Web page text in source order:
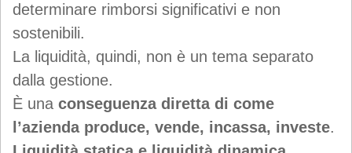
determinare rimborsi significativi e non
sostenibili.
La liquidità, quindi, non è un tema separato
dalla gestione.
È una conseguenza diretta di come
l’azienda produce, vende, incassa, investe.